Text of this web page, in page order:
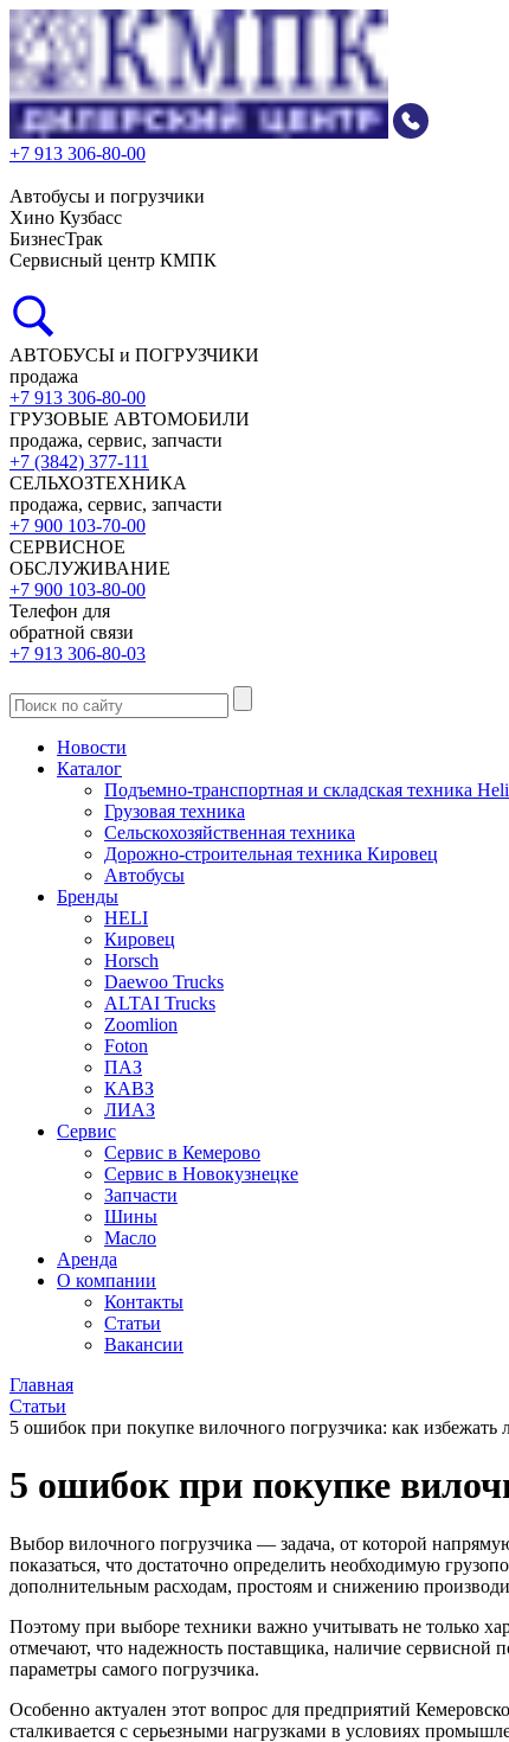
+7 913 306-80-00
Автобусы и погрузчики
Хино Кузбасс
БизнесТрак
Сервисный центр КМПК
АВТОБУСЫ и ПОГРУЗЧИКИ
продажа
+7 913 306-80-00
ГРУЗОВЫЕ АВТОМОБИЛИ
продажа, сервис, запчасти
+7 (3842) 377-111
СЕЛЬХОЗТЕХНИКА
продажа, сервис, запчасти
+7 900 103-70-00
СЕРВИСНОЕ
ОБСЛУЖИВАНИЕ
+7 900 103-80-00
Телефон для
обратной связи
+7 913 306-80-03
Новости
Каталог
Подъемно-транспортная и складская техника Heli
Грузовая техника
Сельскохозяйственная техника
Дорожно-строительная техника Кировец
Автобусы
Бренды
HELI
Кировец
Horsch
Daewoo Trucks
ALTAI Trucks
Zoomlion
Foton
ПАЗ
КАВЗ
ЛИАЗ
Сервис
Сервис в Кемерово
Сервис в Новокузнецке
Запчасти
Шины
Масло
Аренда
О компании
Контакты
Статьи
Вакансии
Главная
Статьи
5 ошибок при покупке вилочного погрузчика: как избежать
5 ошибок при покупке
Выбор вилочного погрузчика — задача, от которой
показаться, что достаточно определить необходимую
дополнительным расходам, простоям и снижению
Поэтому при выборе техники важно учитывать не только
отмечают, что надежность поставщика, наличие сервисной
параметры самого погрузчика.
Особенно актуален этот вопрос для предприятий
сталкивается с серьезными нагрузками в условиях